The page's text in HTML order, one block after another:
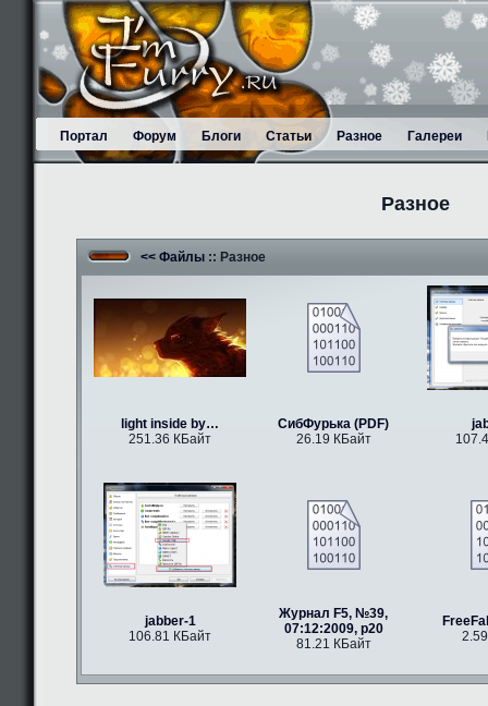
Портал Форум Блоги Статьи Разное Галереи
Разное
<< Файлы :: Разное
light inside by…
251.36 КБайт
СибФурька (PDF)
26.19 КБайт
jabber-1
106.81 КБайт
Журнал F5, №39,
07:12:2009, p20
81.21 КБайт